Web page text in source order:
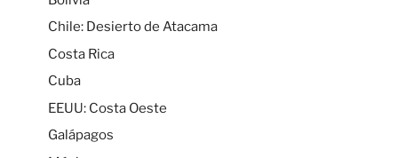
Chile: Desierto de Atacama
Costa Rica
Cuba
EEUU: Costa Oeste
Galápagos